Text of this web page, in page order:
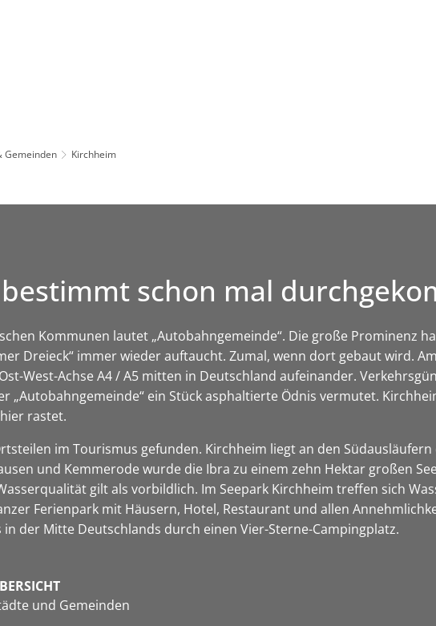
Gemeinden Kirchheim
schon mal
Kommunen lautet „Autobahngemeinde“. Die große Prominenz
Dreieck“ immer wieder auftaucht. Zumal, wenn dort gebaut wird.
West-Achse A4 / A5 mitten in Deutschland aufeinander.
„Autobahngemeinde“ ein Stück asphaltierte Ödnis vermutet.
rastet.
im Tourismus gefunden. Kirchheim liegt an den
und Kemmerode wurde die Ibra zu einem zehn Hektar großen
gilt als vorbildlich. Im Seepark Kirchheim treffen sich
Ferienpark mit Häusern, Hotel, Restaurant und allen
der Mitte Deutschlands durch einen Vier-Sterne-Campingplatz.
und Gemeinden